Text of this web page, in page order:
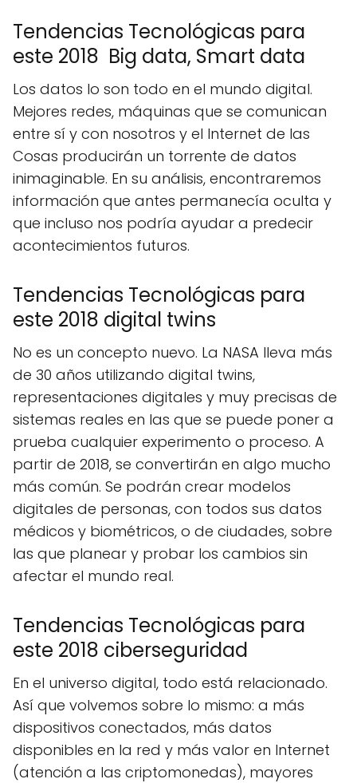
Tendencias Tecnológicas para
este 2018 Big data, Smart data
Los datos lo son todo en el mundo digital.
Mejores redes, máquinas que se comunican
entre sí y con nosotros y el Internet de las
Cosas producirán un torrente de datos
inimaginable. En su análisis, encontraremos
información que antes permanecía oculta y
que incluso nos podría ayudar a predecir
acontecimientos futuros.
Tendencias Tecnológicas para
este 2018 digital twins
No es un concepto nuevo. La NASA lleva más
de 30 años utilizando digital twins,
representaciones digitales y muy precisas de
sistemas reales en las que se puede poner a
prueba cualquier experimento o proceso. A
partir de 2018, se convertirán en algo mucho
más común. Se podrán crear modelos
digitales de personas, con todos sus datos
médicos y biométricos, o de ciudades, sobre
las que planear y probar los cambios sin
afectar el mundo real.
Tendencias Tecnológicas para
este 2018 ciberseguridad
En el universo digital, todo está relacionado.
Así que volvemos sobre lo mismo: a más
dispositivos conectados, más datos
disponibles en la red y más valor en Internet
(atención a las criptomonedas), mayores